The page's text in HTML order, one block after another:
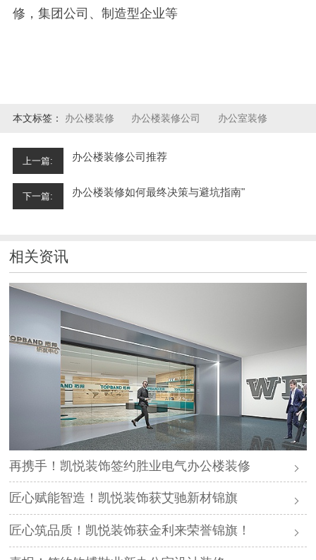
修，集团公司、制造型企业等
本文标签： 办公楼装修 办公楼装修公司 办公室装修
上一篇: 办公楼装修公司推荐
下一篇: 办公楼装修如何最终决策与避坑指南"
相关资讯
再携手！凯悦装饰签约胜业电气办公楼装修
匠心赋能智造！凯悦装饰获艾驰新材锦旗
匠心筑品质！凯悦装饰获金利来荣誉锦旗！